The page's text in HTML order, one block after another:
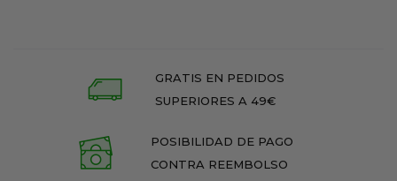
GRATIS EN PEDIDOS
SUPERIORES A 49€
POSIBILIDAD DE PAGO
CONTRA REEMBOLSO